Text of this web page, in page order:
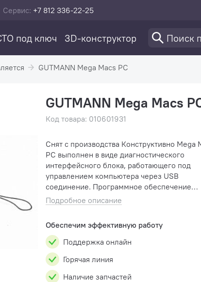
Сервис: +7 812 336-22-25
под ключ 3D-конструктор
GUTMANN Mega Macs PC
GUTMANN Mega Macs
Код товара: 010601931
Снят с производства Конструктивно Mega Macs
PC выполнен в виде диагностического
интерфейсного блока, работающего под
управлением компьютера через USB
соединение. Программное обеспечение
автосканера Mega Macs PC и коды
неисправностей DTC обновляются через
Подробное описание
Обеспечим эффективную работу
Поддержка онлайн
Горячая линия
Наличие запчастей